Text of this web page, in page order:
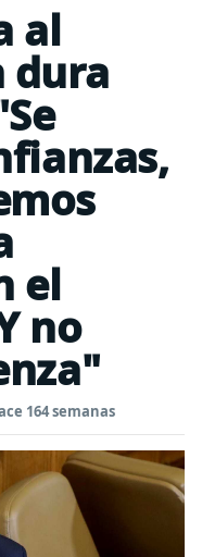
al
dura
el
no
164 semanas